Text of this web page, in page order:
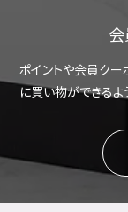
ポイントや会員ク
に買い物ができるよ